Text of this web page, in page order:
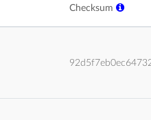
Checksum